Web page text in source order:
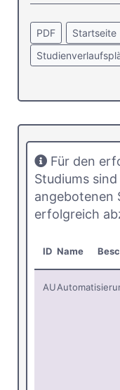
PDF Startseite
Für den
Studiums
angebotenen
erfolgreich
ID Name
AU